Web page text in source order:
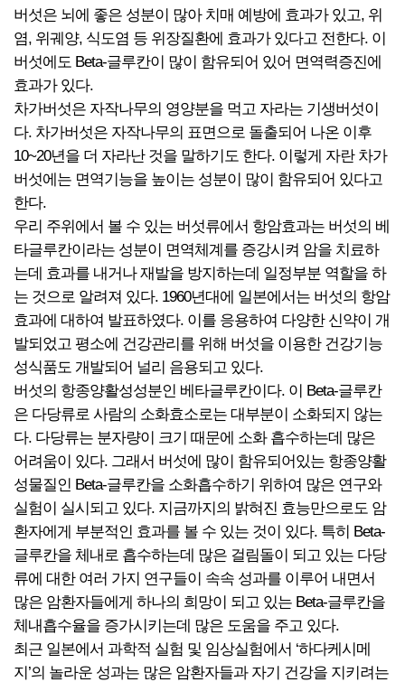
버섯은 뇌에 좋은 성분이 많아 치매 예방에 효과가 있고, 위
염, 위궤양, 식도염 등 위장질환에 효과가 있다고 전한다. 이
버섯에도 Beta-글루칸이 많이 함유되어 있어 면역력증진에
효과가 있다.
차가버섯은 자작나무의 영양분을 먹고 자라는 기생버섯이
다. 차가버섯은 자작나무의 표면으로 돌출되어 나온 이후
10~20년을 더 자라난 것을 말하기도 한다. 이렇게 자란 차가
버섯에는 면역기능을 높이는 성분이 많이 함유되어 있다고
한다.
우리 주위에서 볼 수 있는 버섯류에서 항암효과는 버섯의 베
타글루칸이라는 성분이 면역체계를 증강시켜 암을 치료하
는데 효과를 내거나 재발을 방지하는데 일정부분 역할을 하
는 것으로 알려져 있다. 1960년대에 일본에서는 버섯의 항암
효과에 대하여 발표하였다. 이를 응용하여 다양한 신약이 개
발되었고 평소에 건강관리를 위해 버섯을 이용한 건강기능
성식품도 개발되어 널리 음용되고 있다.
버섯의 항종양활성성분인 베타글루칸이다. 이 Beta-글루칸
은 다당류로 사람의 소화효소로는 대부분이 소화되지 않는
다. 다당류는 분자량이 크기 때문에 소화 흡수하는데 많은
어려움이 있다. 그래서 버섯에 많이 함유되어있는 항종양활
성물질인 Beta-글루칸을 소화흡수하기 위하여 많은 연구와
실험이 실시되고 있다. 지금까지의 밝혀진 효능만으로도 암
환자에게 부분적인 효과를 볼 수 있는 것이 있다. 특히 Beta-
글루칸을 체내로 흡수하는데 많은 걸림돌이 되고 있는 다당
류에 대한 여러 가지 연구들이 속속 성과를 이루어 내면서
많은 암환자들에게 하나의 희망이 되고 있는 Beta-글루칸을
체내흡수율을 증가시키는데 많은 도움을 주고 있다.
최근 일본에서 과학적 실험 및 임상실험에서 ‘하다케시메
지’의 놀라운 성과는 많은 암환자들과 자기 건강을 지키려는